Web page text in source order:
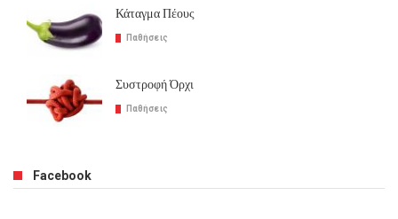
Κάταγμα Πέους
Παθήσεις
Συστροφή Όρχι
Παθήσεις
Facebook